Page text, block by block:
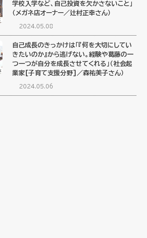
学校入学など、自己投資を欠かさないこと」
（メガネ店オーナー／辻村正幸さん）
2024.05.08
自己成長のきっかけは「『何を大切にしてい
きたいのか』から逃げない。経験や葛藤の一
つ一つが自分を成長させてくれる」（社会起
業家[子育て支援分野]／森祐美子さん）
2024.05.06